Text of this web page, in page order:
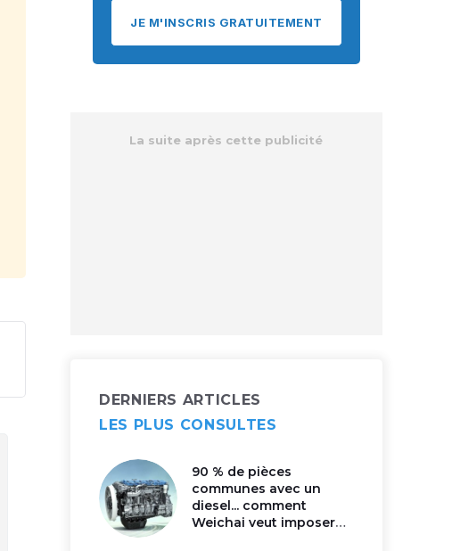
JE M'INSCRIS GRATUITEMENT
DERNIERS ARTICLES
LES PLUS CONSULTES
90 % de pièces
communes avec un
diesel... comment
Weichai veut imposer